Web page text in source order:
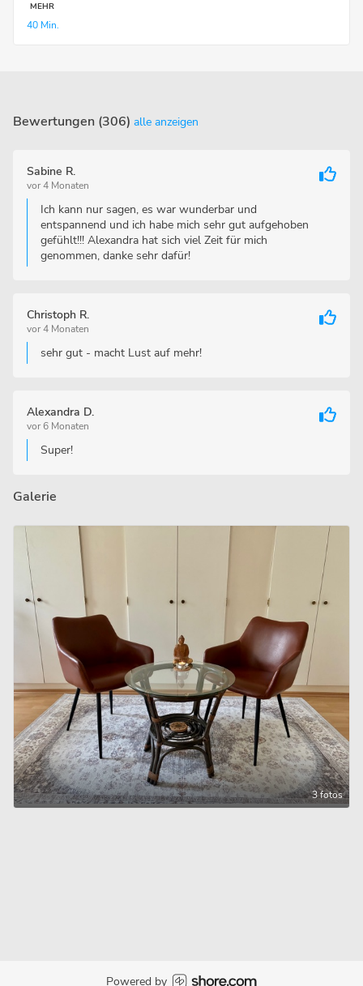
MEHR
40 Min.
Bewertungen (306) alle anzeigen
Sabine R.
vor 4 Monaten
Ich kann nur sagen, es war wunderbar und
entspannend und ich habe mich sehr gut aufgehoben
gefühlt!!! Alexandra hat sich viel Zeit für mich
genommen, danke sehr dafür!
Christoph R.
vor 4 Monaten
sehr gut - macht Lust auf mehr!
Alexandra D.
vor 6 Monaten
Super!
Galerie
3 fotos
Powered by